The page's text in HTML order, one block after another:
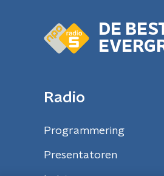
DE
Radio
Programmering
Presentatoren